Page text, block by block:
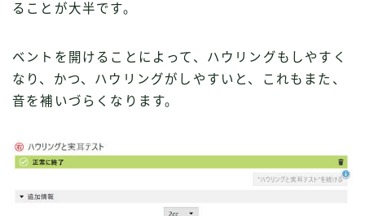
ることが大半です。
ベントを開けることによって、ハウリングもしやすく
なり、かつ、ハウリングがしやすいと、これもまた、
音を補いづらくなります。